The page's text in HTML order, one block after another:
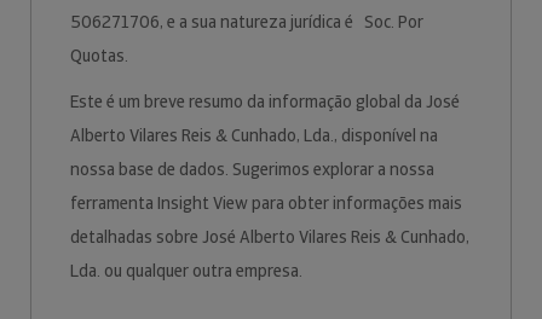
506271706, e a sua natureza jurídica é Soc. Por
Quotas.
Este é um breve resumo da informação global da José
Alberto Vilares Reis & Cunhado, Lda., disponível na
nossa base de dados. Sugerimos explorar a nossa
ferramenta Insight View para obter informações mais
detalhadas sobre José Alberto Vilares Reis & Cunhado,
Lda. ou qualquer outra empresa.